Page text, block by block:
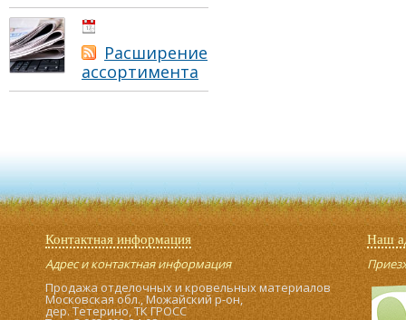
Расширение
ассортимента
Контактная информация
Адрес и контактная информация
Продажа отделочных и кровельных материалов
Московская обл., Можайский р-он,
дер. Тетерино, ТК ГРОСС
Наш